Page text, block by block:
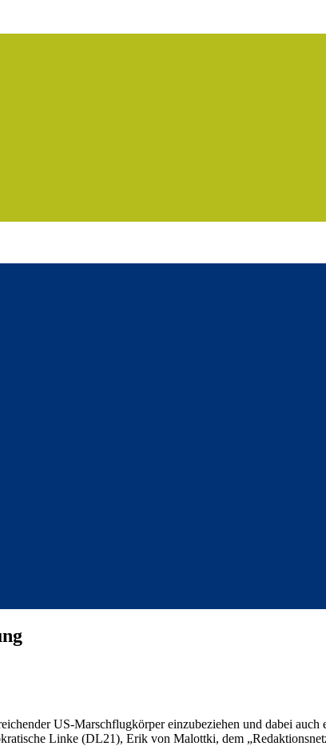
US-Marschflugkörper einzubeziehen und dabei auch
Linke (DL21), Erik von Malottki, dem